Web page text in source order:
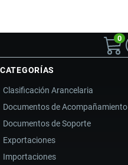
0
CATEGORÍAS
Clasificación Arancelaria
Documentos de Acompañamiento
Documentos de Soporte
Exportaciones
Importaciones